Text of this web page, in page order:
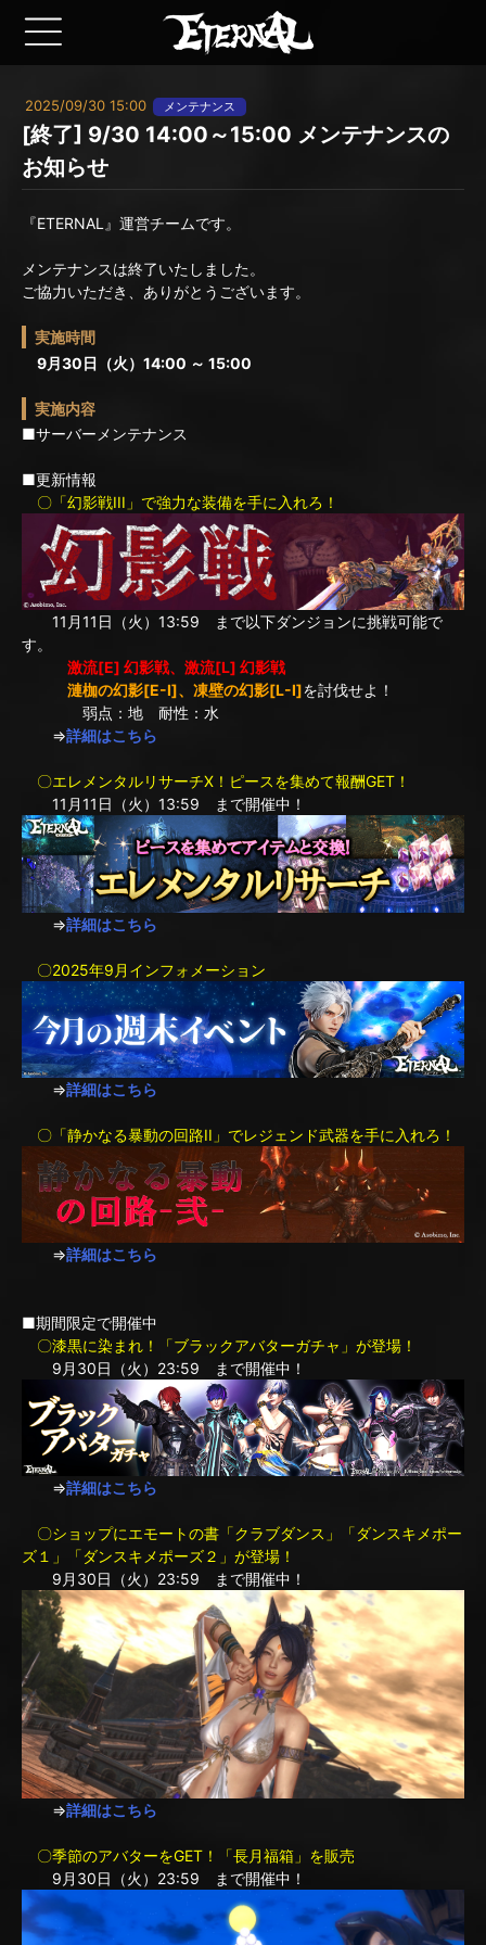
2025/09/30 15:00 メンテナンス
[終了] 9/30 14:00～15:00 メンテナンスの
お知らせ
『ETERNAL』運営チームです。
メンテナンスは終了いたしました。
ご協力いただき、ありがとうございます。
実施時間
9月30日（火）14:00 ～ 15:00
実施内容
■サーバーメンテナンス
■更新情報
〇「幻影戦III」で強力な装備を手に入れろ！
11月11日（火）13:59 まで以下ダンジョンに挑戦可能で
す。
激流[E] 幻影戦、激流[L] 幻影戦
漣枷の幻影[E-I]、凍壁の幻影[L-I]を討伐せよ！
弱点：地 耐性：水
⇒詳細はこちら
〇エレメンタルリサーチX！ピースを集めて報酬GET！
11月11日（火）13:59 まで開催中！
⇒詳細はこちら
〇2025年9月インフォメーション
⇒詳細はこちら
〇「静かなる暴動の回路II」でレジェンド武器を手に入れろ！
⇒詳細はこちら
■期間限定で開催中
〇漆黒に染まれ！「ブラックアバターガチャ」が登場！
9月30日（火）23:59 まで開催中！
⇒詳細はこちら
〇ショップにエモートの書「クラブダンス」「ダンスキメポー
ズ１」「ダンスキメポーズ２」が登場！
9月30日（火）23:59 まで開催中！
⇒詳細はこちら
〇季節のアバターをGET！「長月福箱」を販売
9月30日（火）23:59 まで開催中！